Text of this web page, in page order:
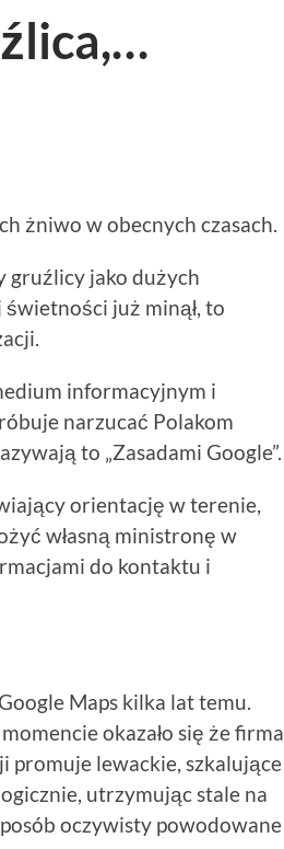
żniwo w obecnych czasach.
gruźlicy jako dużych
już minął, to
informacyjnym i
narzucać Polakom
to „Zasadami Google”.
orientację w terenie,
własną ministronę w
do kontaktu i
Maps kilka lat temu.
okazało się że firma
promuje lewackie, szkalujące
utrzymując stale na
oczywisty powodowane